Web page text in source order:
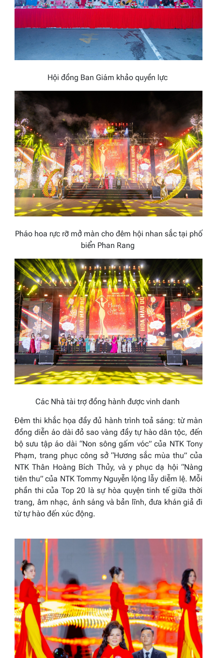
Hội đồng Ban Giám khảo quyền lực
Pháo hoa rực rỡ mở màn cho đêm hội nhan sắc tại phố
biển Phan Rang
Các Nhà tài trợ đồng hành được vinh danh
Đêm thi khắc họa đầy đủ hành trình toả sáng: từ màn
đồng diễn áo dài đỏ sao vàng đầy tự hào dân tộc, đến
bộ sưu tập áo dài“Non sông gấm vóc”của NTK Tony
Phạm, trang phục công sở“Hương sắc mùa thu” của
NTK Thân Hoàng Bích Thủy, và y phục dạ hội “Nàng
tiên thu” của NTK Tommy Nguyễn lộng lẫy diễm lệ. Mỗi
phần thi của Top 20 là sự hòa quyện tinh tế giữa thời
trang, âm nhạc, ánh sáng và bản lĩnh, đưa khán giả đi
từ tự hào đến xúc động.